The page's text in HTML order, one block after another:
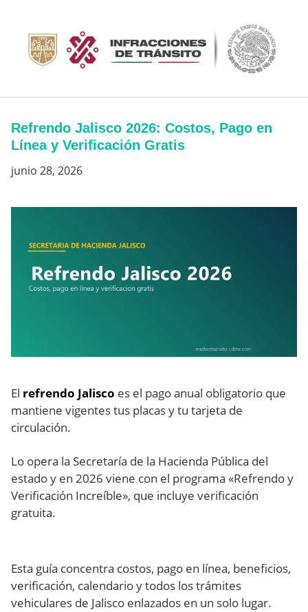
contenido
Refrendo Jalisco 2026: Costos, Pago en
Línea y Verificación Gratis
junio 28, 2026
El refrendo Jalisco es el pago anual obligatorio que
mantiene vigentes tus placas y tu tarjeta de
circulación.
Lo opera la Secretaría de la Hacienda Pública del
estado y en 2026 viene con el programa «Refrendo y
Verificación Increíble», que incluye verificación
gratuita.
Esta guía concentra costos, pago en línea, beneficios,
verificación, calendario y todos los trámites
vehiculares de Jalisco enlazados en un solo lugar.